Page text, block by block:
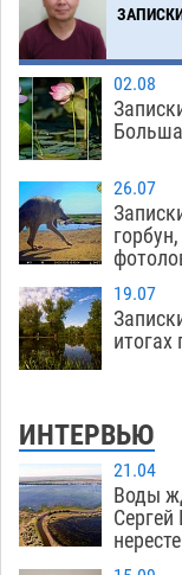
02.08
26.07
19.07
итогах
ИНТЕРВЬЮ
21.04
Воды